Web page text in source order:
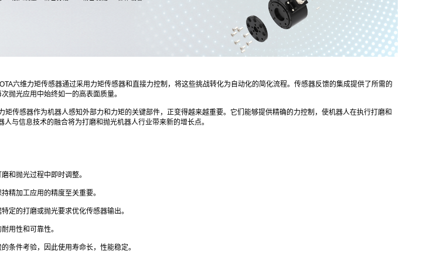
六维力矩传感器通过采用力矩传感器和直接力控制，将这些挑战转化为自动化的简化流程。传感器反馈的集成提供了所需的
抛光应用中始终如一的高表面质量。
感器作为机器人感知外部力和力矩的关键部件，正变得越来越重要。它们能够提供精确的力控制，使机器人在执行打磨和
与信息技术的融合将为打磨和抛光机器人行业带来新的增长点。
和抛光过程中即时调整。
精加工应用的精度至关重要。
定的打磨或抛光要求优化传感器输出。
用性和可靠性。
条件考验，因此使用寿命长，性能稳定。